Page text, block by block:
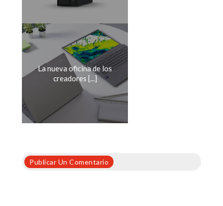
La nueva oficina de los
creadores [...]
Publicar Un Comentario